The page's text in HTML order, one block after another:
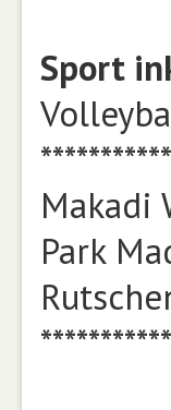
Sport
Makadi
Park